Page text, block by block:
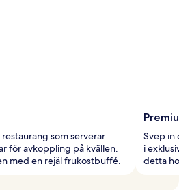
som serverar
för avkoppling på kvällen.
med en rejäl frukostbuffé.
Svep in
i
detta